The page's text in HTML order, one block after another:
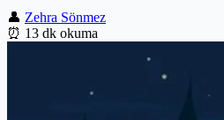
👤 Zehra Sönmez
⏰ 13 dk okuma